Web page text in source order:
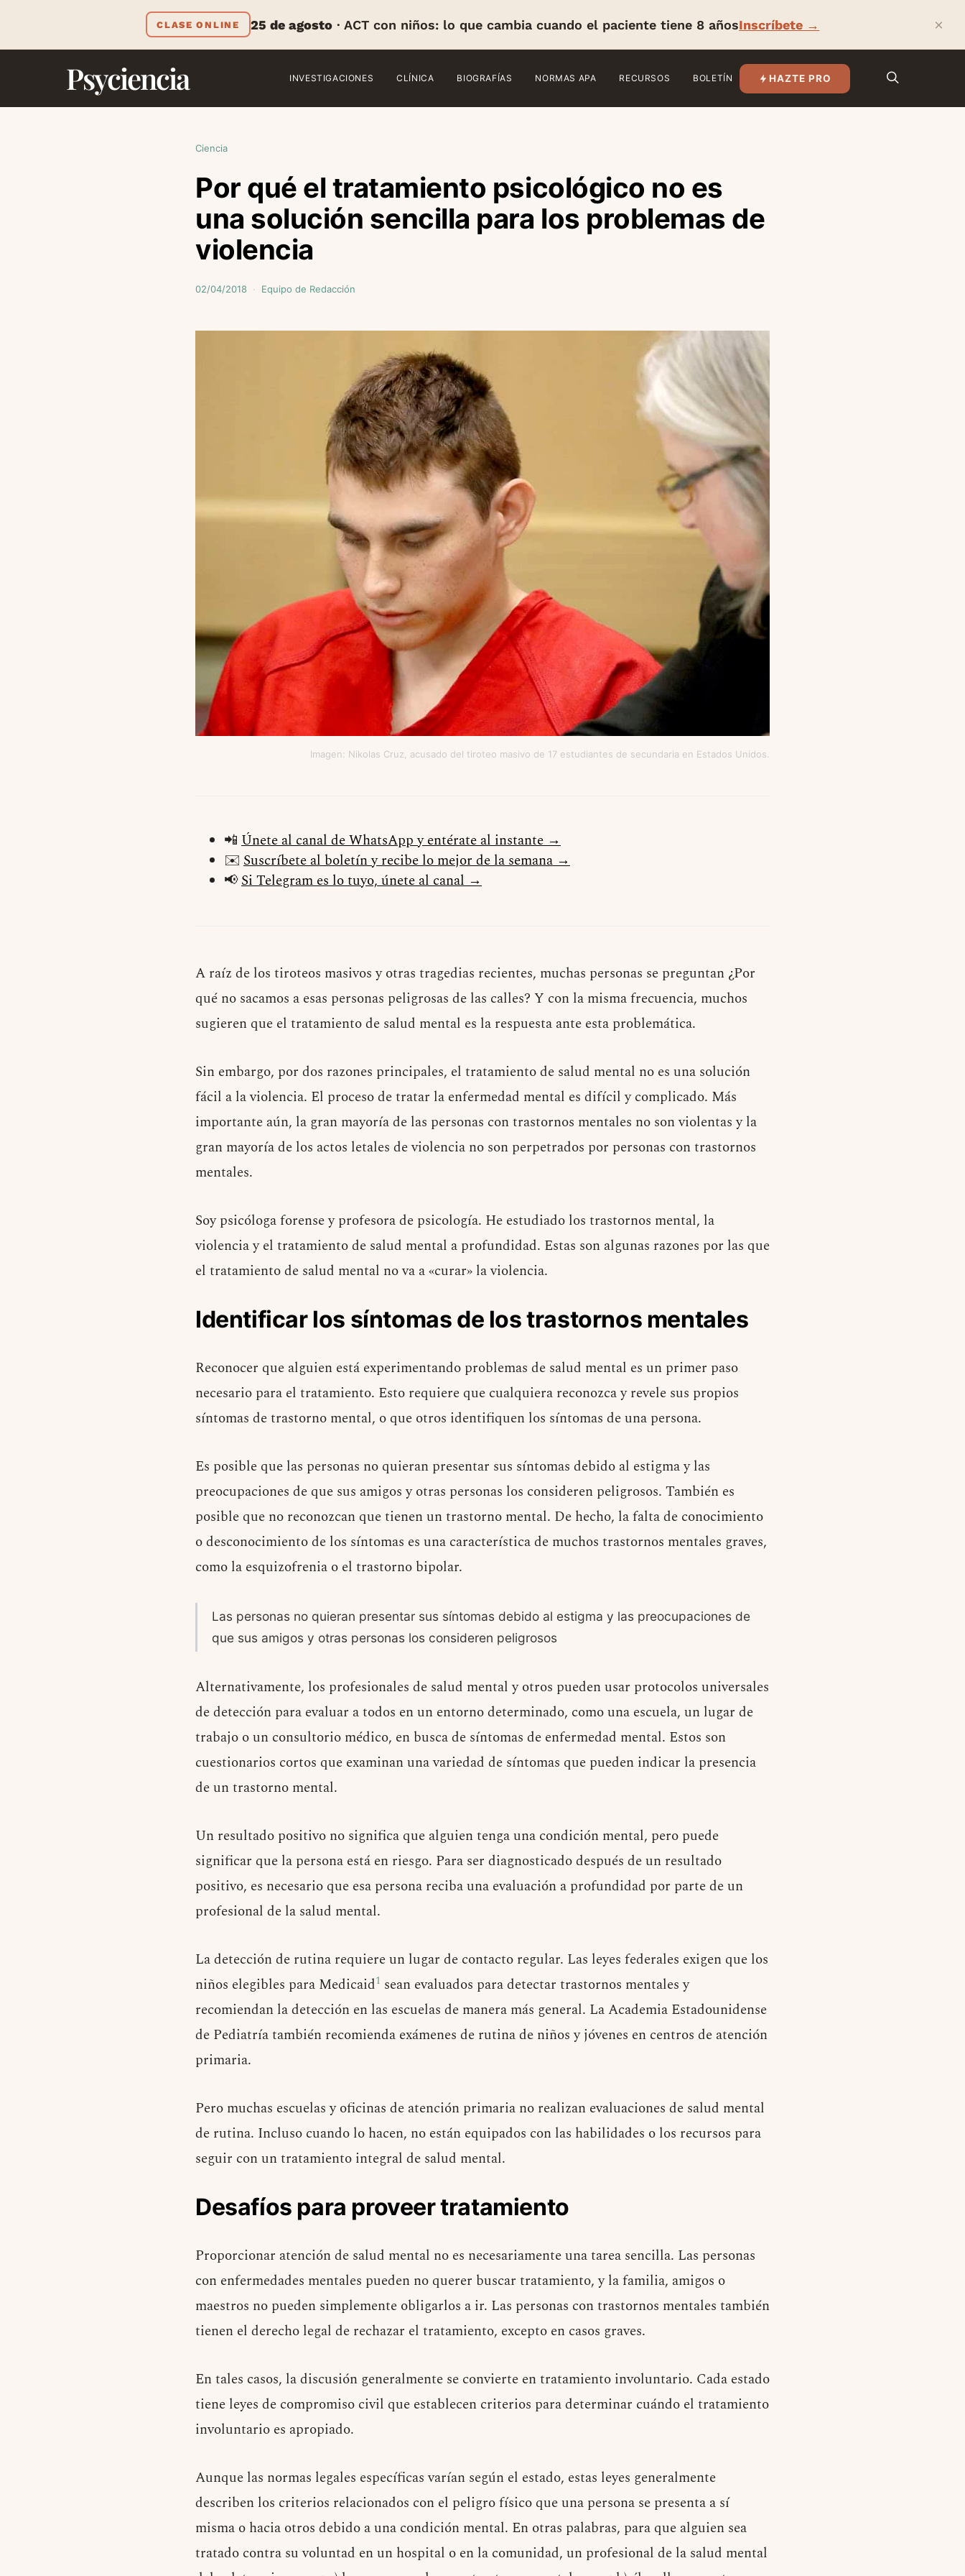
CLASE ONLINE 25 de agosto · ACT con niños: lo que cambia cuando el paciente tiene 8 añosInscríbete → ×
Psyciencia INVESTIGACIONES CLÍNICA BIOGRAFÍAS NORMAS APA RECURSOS BOLETÍN HAZTE PRO
Ciencia
Por qué el tratamiento psicológico no es
una solución sencilla para los problemas de
violencia
02/04/2018 Equipo de Redacción
Imagen: Nikolas Cruz, acusado del tiroteo masivo de 17 estudiantes de secundaria en Estados Unidos.
📲 Únete al canal de WhatsApp y entérate al instante →
✉️ Suscríbete al boletín y recibe lo mejor de la semana →
📢Si Telegram es lo tuyo, únete al canal →
A raíz de los tiroteos masivos y otras tragedias recientes, muchas personas se preguntan ¿Por
qué no sacamos a esas personas peligrosas de las calles? Y con la misma frecuencia, muchos
sugieren que el tratamiento de salud mental es la respuesta ante esta problemática.
Sin embargo, por dos razones principales, el tratamiento de salud mental no es una solución
fácil a la violencia. El proceso de tratar la enfermedad mental es difícil y complicado. Más
importante aún, la gran mayoría de las personas con trastornos mentales no son violentas y la
gran mayoría de los actos letales de violencia no son perpetrados por personas con trastornos
mentales.
Soy psicóloga forense y profesora de psicología. He estudiado los trastornos mental, la
violencia y el tratamiento de salud mental a profundidad. Estas son algunas razones por las que
el tratamiento de salud mental no va a «curar» la violencia.
Identificar los síntomas de los trastornos mentales
Reconocer que alguien está experimentando problemas de salud mental es un primer paso
necesario para el tratamiento. Esto requiere que cualquiera reconozca y revele sus propios
síntomas de trastorno mental, o que otros identifiquen los síntomas de una persona.
Es posible que las personas no quieran presentar sus síntomas debido al estigma y las
preocupaciones de que sus amigos y otras personas los consideren peligrosos. También es
posible que no reconozcan que tienen un trastorno mental. De hecho, la falta de conocimiento
o desconocimiento de los síntomas es una característica de muchos trastornos mentales graves,
como la esquizofrenia o el trastorno bipolar.
Las personas no quieran presentar sus síntomas debido al estigma y las preocupaciones de
que sus amigos y otras personas los consideren peligrosos
Alternativamente, los profesionales de salud mental y otros pueden usar protocolos universales
de detección para evaluar a todos en un entorno determinado, como una escuela, un lugar de
trabajo o un consultorio médico, en busca de síntomas de enfermedad mental. Estos son
cuestionarios cortos que examinan una variedad de síntomas que pueden indicar la presencia
de un trastorno mental.
Un resultado positivo no significa que alguien tenga una condición mental, pero puede
significar que la persona está en riesgo. Para ser diagnosticado después de un resultado
positivo, es necesario que esa persona reciba una evaluación a profundidad por parte de un
profesional de la salud mental.
La detección de rutina requiere un lugar de contacto regular. Las leyes federales exigen que los
niños elegibles para Medicaid1 sean evaluados para detectar trastornos mentales y
recomiendan la detección en las escuelas de manera más general. La Academia Estadounidense
de Pediatría también recomienda exámenes de rutina de niños y jóvenes en centros de atención
primaria.
Pero muchas escuelas y oficinas de atención primaria no realizan evaluaciones de salud mental
de rutina. Incluso cuando lo hacen, no están equipados con las habilidades o los recursos para
seguir con un tratamiento integral de salud mental.
Desafíos para proveer tratamiento
Proporcionar atención de salud mental no es necesariamente una tarea sencilla. Las personas
con enfermedades mentales pueden no querer buscar tratamiento, y la familia, amigos o
maestros no pueden simplemente obligarlos a ir. Las personas con trastornos mentales también
tienen el derecho legal de rechazar el tratamiento, excepto en casos graves.
En tales casos, la discusión generalmente se convierte en tratamiento involuntario. Cada estado
tiene leyes de compromiso civil que establecen criterios para determinar cuándo el tratamiento
involuntario es apropiado.
Aunque las normas legales específicas varían según el estado, estas leyes generalmente
describen los criterios relacionados con el peligro físico que una persona se presenta a sí
misma o hacia otros debido a una condición mental. En otras palabras, para que alguien sea
tratado contra su voluntad en un hospital o en la comunidad, un profesional de la salud mental